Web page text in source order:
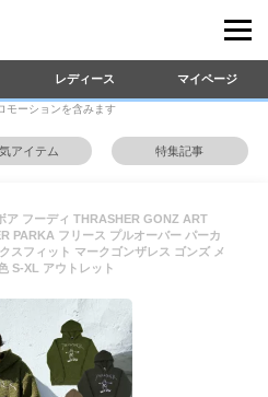
レディース マイページ
モーションを含みます
アイテム 特集記事
ア フーディ THRASHER GONZ ART
PARKA フリース プルオーバー パーカ
スフィット マークゴンザレス ゴンズ メ
S-XL アウトレット